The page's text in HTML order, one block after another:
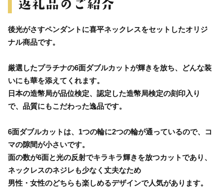
後光がさすペンダントに喜平ネックレスをセットしたオリジ
ナル商品です。
厳選したプラチナの6面ダブルカットが輝きを放ち、どんな装
いにも華を添えてくれます。
日本の造幣局が品位検定、認定した造幣局検定の刻印入り
で、品質にもこだわった逸品です。
6面ダブルカットは、1つの輪に2つの輪が通っているので、コ
マの隙間が小さいです。
面の数が6面と光の反射でキラキラ輝きを放つカットであり、
ネックレスのネジレも少なく丈夫なため
男性・女性のどちらも楽しめるデザインで人気があります。